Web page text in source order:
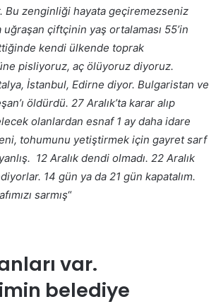
Bu zenginliği hayata geçiremezseniz
çiftçinin yaş ortalaması 55’in
kendi ülkende toprak
pisliyoruz, aç ölüyoruz diyoruz.
İstanbul, Edirne diyor. Bulgaristan ve
öldürdü. 27 Aralık’ta karar alıp
olanlardan esnaf 1 ay daha idare
tohumunu yetiştirmek için gayret sarf
12 Aralık dendi olmadı. 22 Aralık
14 gün ya da 21 gün kapatalım.
sarmış“
var.
belediye